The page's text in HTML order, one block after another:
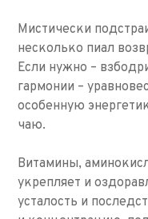
Мистически
несколько пиал
Если нужно –
гармонии –
особенную
чаю.
Витамины,
укрепляет и
усталость и